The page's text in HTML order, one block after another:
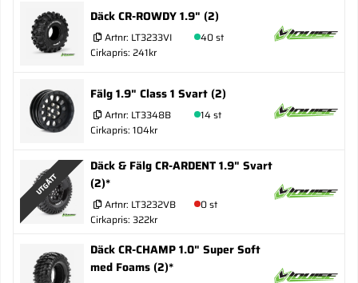
Däck CR-ROWDY 1.9" (2)
Artnr: LT3233VI
40 st
Cirkapris: 241kr
Fälg 1.9" Class 1 Svart (2)
Artnr: LT3348B
14 st
Cirkapris: 104kr
UTGÅTT
Däck & Fälg CR-ARDENT 1.9" Svart
(2)*
Artnr: LT3232VB
0 st
Cirkapris: 322kr
Däck CR-CHAMP 1.0" Super Soft
med Foams (2)*